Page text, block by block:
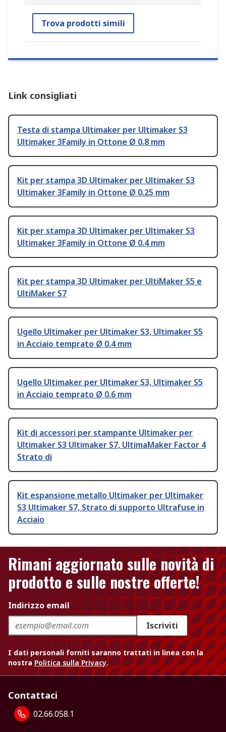
Trova prodotti simili
Link consigliati
Testa di stampa Ultimaker per Ultimaker S3
Ultimaker 3Family in Ottone Ø 0.8 mm
Kit per stampa 3D Ultimaker per Ultimaker S3
Ultimaker 3Family in Ottone Ø 0.25 mm
Kit per stampa 3D Ultimaker per Ultimaker S3
Ultimaker 3Family in Ottone Ø 0.4 mm
Kit per stampa 3D Ultimaker per UltiMaker S5 e
UltiMaker S7
Ugello Ultimaker per Ultimaker S3, Ultimaker S5
in Acciaio temprato Ø 0.4 mm
Ugello Ultimaker per Ultimaker S3, Ultimaker S5
in Acciaio temprato Ø 0.6 mm
Kit di accessori per stampante Ultimaker per
Ultimaker S3 Ultimaker S7, UltimaMaker Factor 4
Strato di
Kit espansione metallo Ultimaker per Ultimaker
S3 Ultimaker S7, Strato di supporto Ultrafuse in
Acciaio
Rimani aggiornato sulle novità di
prodotto e sulle nostre offerte!
Indirizzo email
Iscriviti
I dati personali forniti saranno trattati in linea con la
nostra Politica sulla Privacy.
Contattaci
02.66.058.1